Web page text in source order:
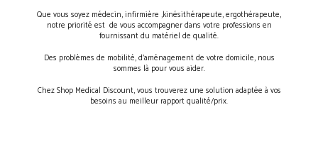
Que vous soyez médecin, infirmière ,kinésithérapeute, ergothérapeute,
notre priorité est de vous accompagner dans votre professions en
fournissant du matériel de qualité.
Des problèmes de mobilité, d’aménagement de votre domicile, nous
sommes là pour vous aider.
Chez Shop Medical Discount, vous trouverez une solution adaptée à vos
besoins au meilleur rapport qualité/prix.